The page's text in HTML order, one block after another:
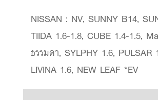
NISSAN : NV, SUNNY B14,
TIIDA 1.6-1.8, CUBE 1.4-1.5,
ธรรมดา, SYLPHY 1.6, PULSAR
LIVINA 1.6, NEW LEAF *EV